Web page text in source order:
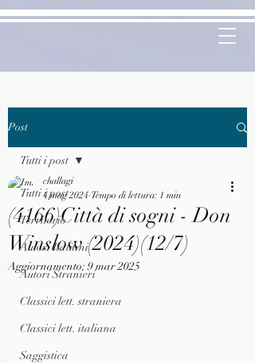
Post
Tutti i post
Territorio
Autori Italiani
Autori Stranieri
Classici lett. straniera
Classici lett. italiana
Saggistica
Tutti i post
(4166)Città di sogni - Don
Winslow (2024)(12/7)
challagi
4 mag 2024 Tempo di lettura: 1 min
Aggiornamento:9 mar 2025